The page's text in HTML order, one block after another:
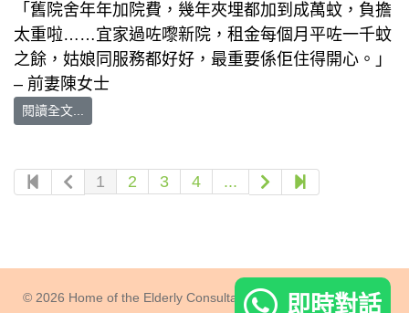
「舊院舍年年加院費，幾年夾埋都加到成萬蚊，負擔
太重啦……宜家過咗嚟新院，租金每個月平咗一千蚊
之餘，姑娘同服務都好好，最重要係佢住得開心。」
– 前妻陳女士
閱讀全文...
1 2 3 4 ...
© 2026 Home of the Elderly Consultancy Ltd. 即時對話